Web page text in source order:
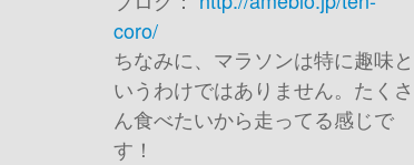
coro/
ちなみに、マラソンは特に趣味と
いうわけではありません。たくさ
ん食べたいから走ってる感じで
す！